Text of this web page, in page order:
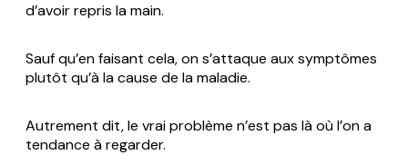
d’avoir repris la main.
Sauf qu’en faisant cela, on s’attaque aux symptômes
plutôt qu’à la cause de la maladie.
Autrement dit, le vrai problème n’est pas là où l’on a
tendance à regarder.